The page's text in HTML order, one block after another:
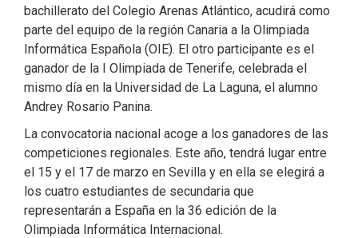
bachillerato del Colegio Arenas Atlántico, acudirá como
parte del equipo de la región Canaria a la Olimpiada
Informática Española (OIE). El otro participante es el
ganador de la I Olimpiada de Tenerife, celebrada el
mismo día en la Universidad de La Laguna, el alumno
Andrey Rosario Panina.
La convocatoria nacional acoge a los ganadores de las
competiciones regionales. Este año, tendrá lugar entre
el 15 y el 17 de marzo en Sevilla y en ella se elegirá a
los cuatro estudiantes de secundaria que
representarán a España en la 36 edición de la
Olimpiada Informática Internacional.